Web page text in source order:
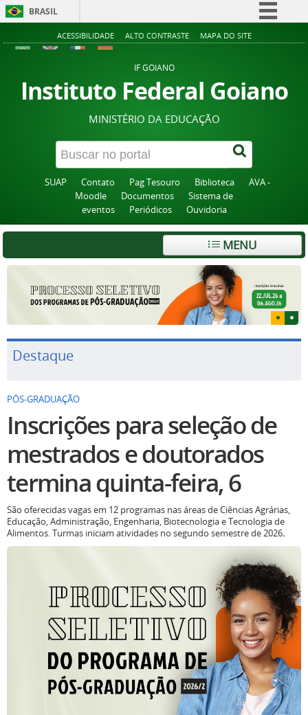
BRASIL
Simplifique!
Acesso à informação
Legislação
Canais
ACESSIBILIDADE ALTO CONTRASTE MAPA DO SITE
IF GOIANO
Instituto Federal Goiano
MINISTÉRIO DA EDUCAÇÃO
SUAP Contato Pag Tesouro Biblioteca
AVA -
Moodle
Documentos
Sistema de
eventos
Periódicos Ouvidoria
MENU
Destaque
PÓS-GRADUAÇÃO
Inscrições para seleção de
mestrados e doutorados
termina quinta-feira, 6
São oferecidas vagas em 12 programas nas áreas de Ciências Agrárias,
Educação, Administração, Engenharia, Biotecnologia e Tecnologia de
Alimentos. Turmas iniciam atividades no segundo semestre de 2026.